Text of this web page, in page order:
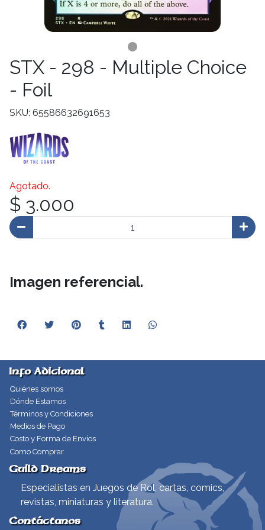
STX - 298 - Multiple Choice
- Foil
SKU: 65586632691653
Agotado.
$ 3.000
Imagen referencial.
Info Adicional
Quiénes somos
Dónde Estamos
Términos y Condiciones
Medios de Pago
Costo y Forma de Envíos
Como Comprar
Guild Dreams
Especialistas en Juegos de Rol, cartas, comics,
revistas, miniaturas y literatura.
Contáctanos